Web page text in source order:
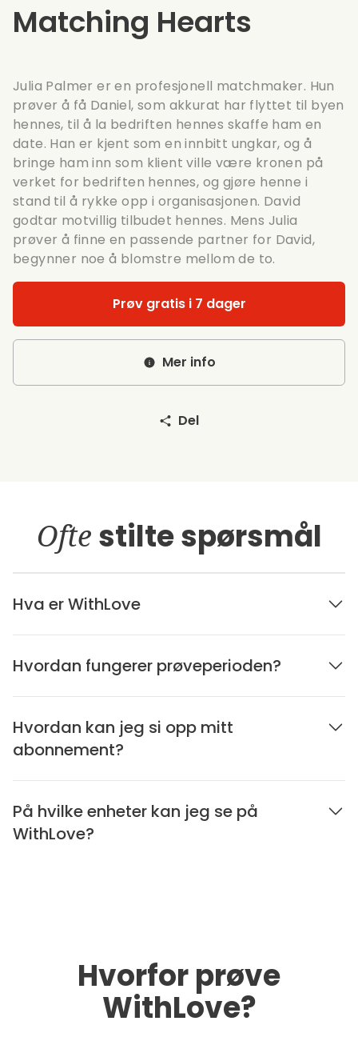
Matching Hearts
Julia Palmer er en profesjonell matchmaker. Hun
prøver å få Daniel, som akkurat har flyttet til byen
hennes, til å la bedriften hennes skaffe ham en
date. Han er kjent som en innbitt ungkar, og å
bringe ham inn som klient ville være kronen på
verket for bedriften hennes, og gjøre henne i
stand til å rykke opp i organisasjonen. David
godtar motvillig tilbudet hennes. Mens Julia
prøver å finne en passende partner for David,
begynner noe å blomstre mellom de to.
Prøv gratis i 7 dager
Mer info
Del
Ofte stilte spørsmål
Hva er WithLove
Hvordan fungerer prøveperioden?
Hvordan kan jeg si opp mitt
abonnement?
På hvilke enheter kan jeg se på
WithLove?
Hvorfor prøve
WithLove?